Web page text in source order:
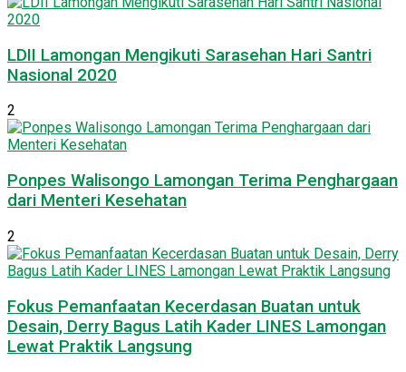
LDII Lamongan Mengikuti Sarasehan Hari Santri
Nasional 2020
2
Ponpes Walisongo Lamongan Terima Penghargaan
dari Menteri Kesehatan
2
Fokus Pemanfaatan Kecerdasan Buatan untuk
Desain, Derry Bagus Latih Kader LINES Lamongan
Lewat Praktik Langsung